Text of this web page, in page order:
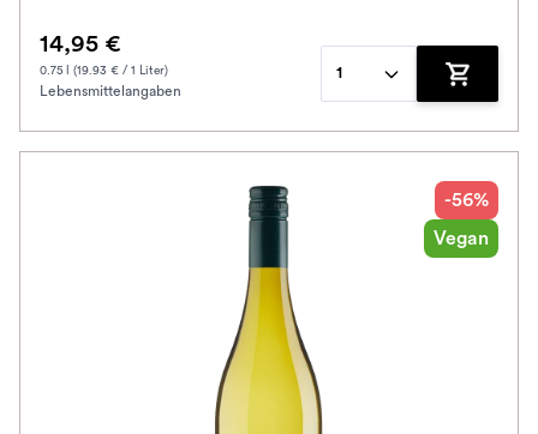
Prickler Art
Schmeckt nach
Im Rewe Handel erhältlich
14,95 €
0.75 l (19.93 € / 1 Liter)
Lebensmittelangaben
1
Zum
-56%
Vegan